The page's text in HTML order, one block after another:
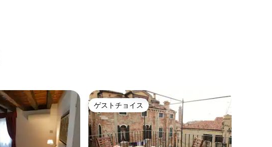
ゲストチョイス
ゲストチョイス